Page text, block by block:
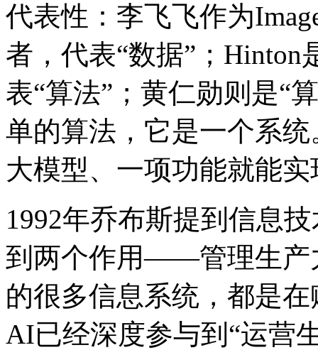
代表性：李飞飞作为
者，代表“数据”；
表“算法”；黄仁勋则是“
单的算法，它是一个系
大模型、一项功能就能
1992年乔布斯提到信息
到两个作用——管理生产
的很多信息系统，都是
AI已经深度参与到“运营